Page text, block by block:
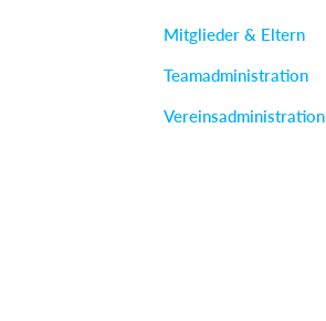
Mitglieder & Eltern
Teamadministration
Vereinsadministration